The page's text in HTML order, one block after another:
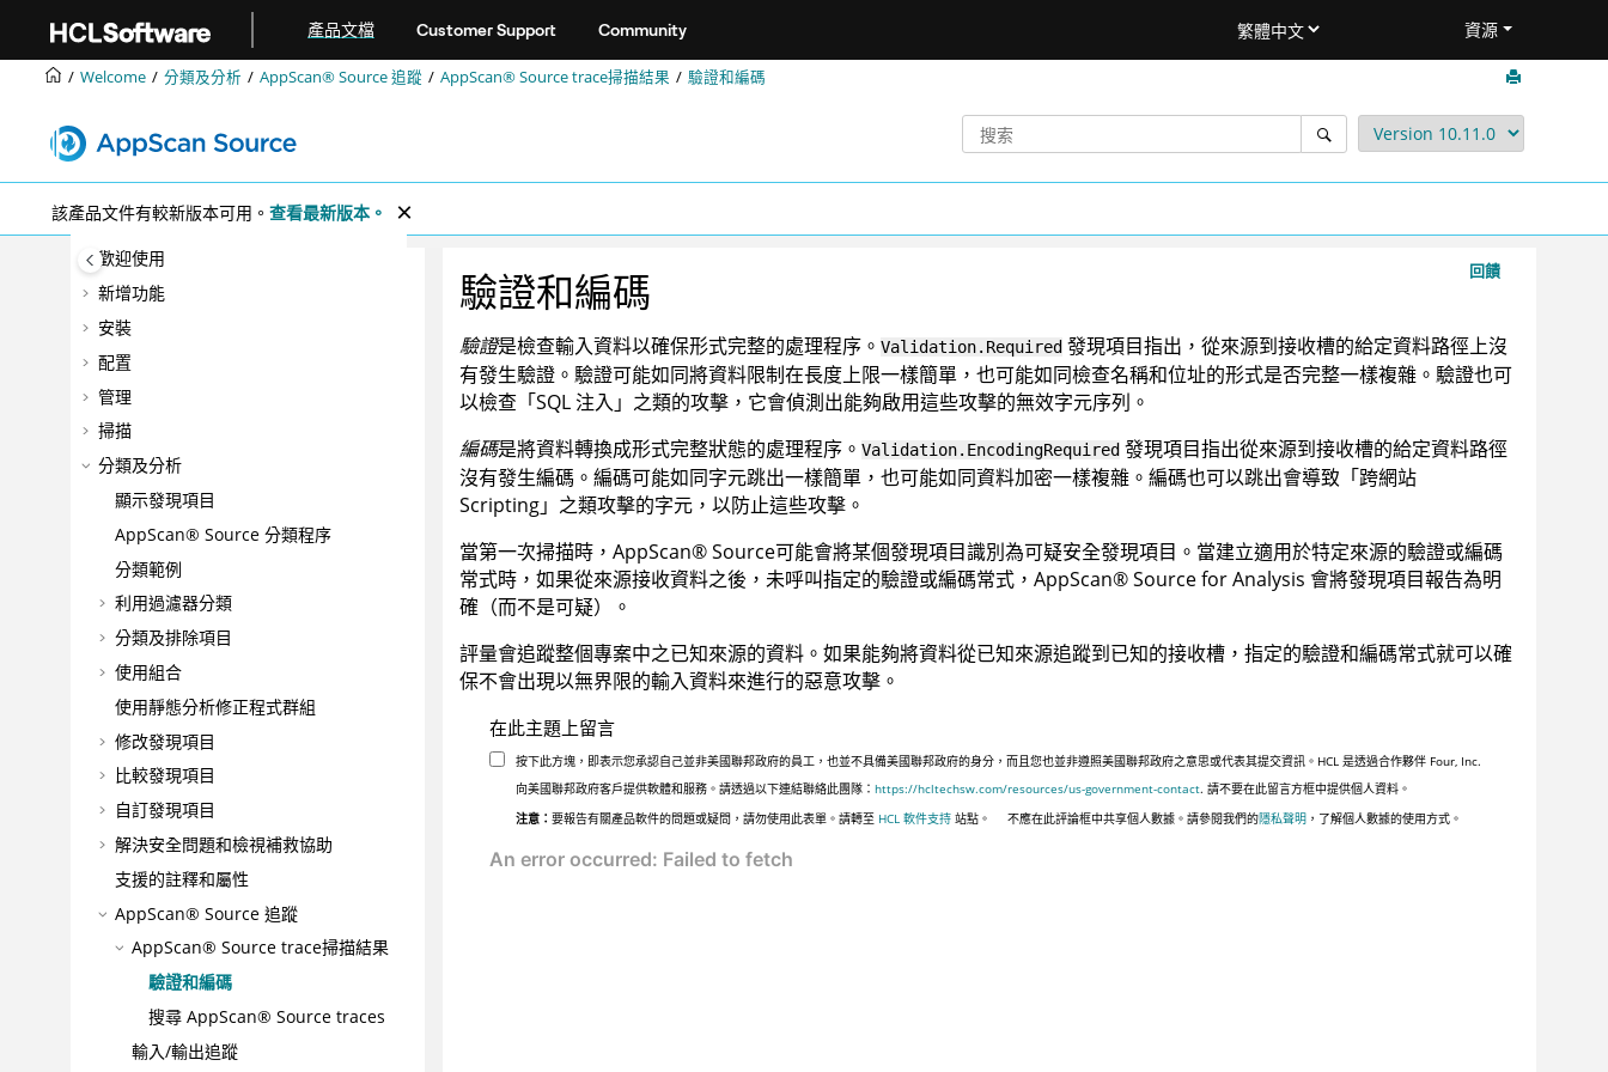
產品文檔 Customer Support Community 資源
Welcome 分類及分析 AppScan® Source追蹤 AppScan® Source trace掃描結果 驗證和編碼
該產品文件有較新版本可用。 查看最新版本。
歡迎使用
新增功能
安裝
配置
管理
掃描
分類及分析
顯示發現項目
AppScan® Source 分類程序
分類範例
利用過濾器分類
分類及排除項目
使用組合
使用靜態分析修正程式群組
修改發現項目
比較發現項目
自訂發現項目
解決安全問題和檢視補救協助
支援的註釋和屬性
AppScan® Source 追蹤
AppScan® Source trace掃描結果
驗證和編碼
搜尋 AppScan® Source traces
輸入/輸出追蹤
回饋
驗證和編碼
驗證是檢查輸入資料以確保形式完整的處理程序。 Validation.Required發現項目指出，從來源到接收槽的給定資料路徑上沒
有發生驗證。驗證可能如同將資料限制在長度上限一樣簡單，也可能如同檢查名稱和位址的形式是否完整一樣複雜。驗證也可
以檢查「SQL 注入」之類的攻擊，它會偵測出能夠啟用這些攻擊的無效字元序列。
編碼是將資料轉換成形式完整狀態的處理程序。 Validation.EncodingRequired發現項目指出從來源到接收槽的給定資料路徑
沒有發生編碼。編碼可能如同字元跳出一樣簡單，也可能如同資料加密一樣複雜。編碼也可以跳出會導致「跨網站
Scripting」之類攻擊的字元，以防止這些攻擊。
當第一次掃描時， AppScan®Source可能會將某個發現項目識別為可疑安全發現項目。當建立適用於特定來源的驗證或編碼
常式時，如果從來源接收資料之後，未呼叫指定的驗證或編碼常式， AppScan®Source for Analysis 會將發現項目報告為明
確（而不是可疑）。
評量會追蹤整個專案中之已知來源的資料。如果能夠將資料從已知來源追蹤到已知的接收槽，指定的驗證和編碼常式就可以確
保不會出現以無界限的輸入資料來進行的惡意攻擊。
在此主題上留言
按下此方塊，即表示您承認自己並非美國聯邦政府的員工，也並不具備美國聯邦政府的身分，而且您也並非遵照美國聯邦政府之意思或代表其提交資訊。HCL 是透過合作夥伴 Four, Inc.
向美國聯邦政府客戶提供軟體和服務。請透過以下連結聯絡此團隊：https://hcltechsw.com/resources/us-government-contact. 請不要在此留言方框中提供個人資料。
注意：要報告有關產品軟件的問題或疑問，請勿使用此表單。請轉至 HCL 軟件支持 站點。 不應在此評論框中共享個人數據。請參閱我們的隱私聲明 ，了解個人數據的使用方式。